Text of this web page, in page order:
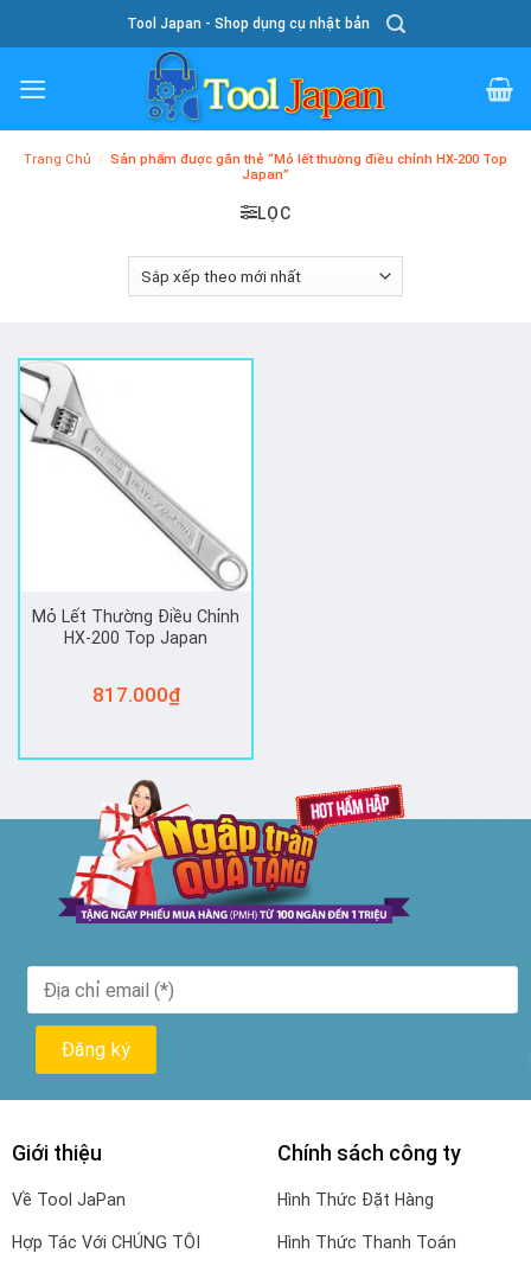
To
Content
Tool Japan - Shop dụng cụ nhật bản
Trang Chủ / Sản phẩm được gắn thẻ “Mỏ lết thường điều chỉnh HX-200 Top
Japan”
LỌC
Mỏ Lết Thường Điều Chỉnh
HX-200 Top Japan
817.000₫
Giới thiệu
Về Tool JaPan
Hợp Tác Với CHÚNG TÔI
Chính sách công ty
Hình Thức Đặt Hàng
Hình Thức Thanh Toán